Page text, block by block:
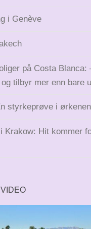
i Genève
på Costa Blanca:
tilbyr mer enn bare
styrkeprøve i ørkenen
Krakow: Hit kommer